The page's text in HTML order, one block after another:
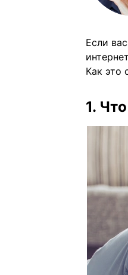
Если
Как это
1.